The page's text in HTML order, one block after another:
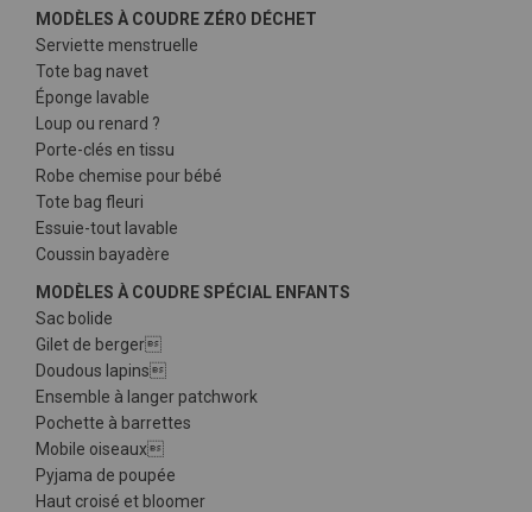
MODÈLES À COUDRE ZÉRO DÉCHET
Serviette menstruelle
Tote bag navet
Éponge lavable
Loup ou renard ?
Porte-clés en tissu
Robe chemise pour bébé
Tote bag fleuri
Essuie-tout lavable
Coussin bayadère
MODÈLES À COUDRE SPÉCIAL ENFANTS
Sac bolide
Gilet de berger
Doudous lapins
Ensemble à langer patchwork
Pochette à barrettes
Mobile oiseaux
Pyjama de poupée
Haut croisé et bloomer